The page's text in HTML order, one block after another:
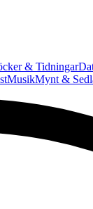
& Tidningar
MusikMynt &